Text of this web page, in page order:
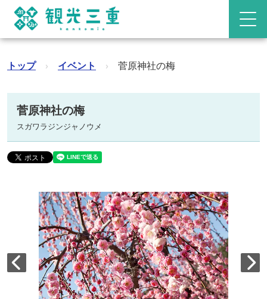
トップ › イベント › 菅原神社の梅
菅原神社の梅
スガワラジンジャノウメ